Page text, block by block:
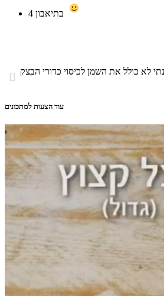
4

עוד הצעות למתכונים